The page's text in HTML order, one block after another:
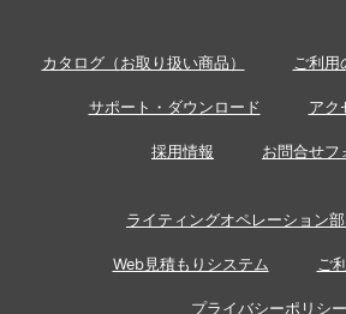
カタログ（お取り扱い商品） ご利用
サポート・ダウンロード アク
採用情報 お問合せフ
ライティングオペレーション
Web見積もりシステム ご
プライバシーポリシー